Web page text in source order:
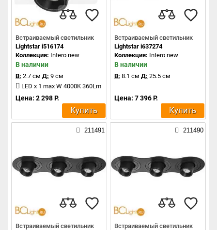
Встраиваемый светильник
Lightstar i516174
Коллекция: Intero new
В наличии
В: 2.7 см Д: 9 см
LED x 1 max W 4000K 360Lm
Цена: 2 298 Р.
Купить
Встраиваемый светильник
Lightstar i637274
Коллекция: Intero new
В наличии
В: 8.1 см Д: 25.5 см
Цена: 7 396 Р.
Купить
211491
Встраиваемый светильник
211490
Встраиваемый светильник